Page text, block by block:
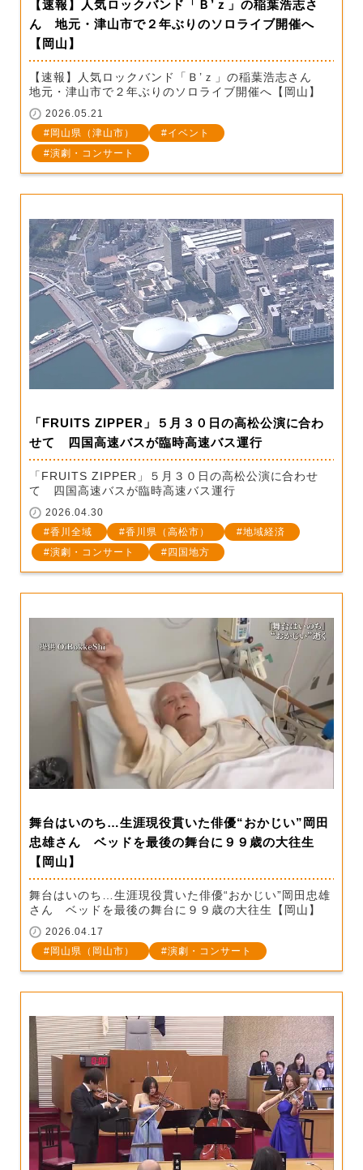
【速報】人気ロックバンド「Ｂ’ｚ」の稲葉浩志さ
ん 地元・津山市で２年ぶりのソロライブ開催へ
【岡山】
【速報】人気ロックバンド「Ｂ’ｚ」の稲葉浩志さん
地元・津山市で２年ぶりのソロライブ開催へ【岡山】
2026.05.21
岡山県（津山市）
イベント
演劇・コンサート
「FRUITS ZIPPER」５月３０日の高松公演に合わ
せて 四国高速バスが臨時高速バス運行
「FRUITS ZIPPER」５月３０日の高松公演に合わせ
て 四国高速バスが臨時高速バス運行
2026.04.30
香川全域
香川県（高松市）
地域経済
演劇・コンサート
四国地方
舞台はいのち…生涯現役貫いた俳優“おかじい”岡田
忠雄さん ベッドを最後の舞台に９９歳の大往生
【岡山】
舞台はいのち…生涯現役貫いた俳優“おかじい”岡田忠雄
さん ベッドを最後の舞台に９９歳の大往生【岡山】
2026.04.17
岡山県（岡山市）
演劇・コンサート